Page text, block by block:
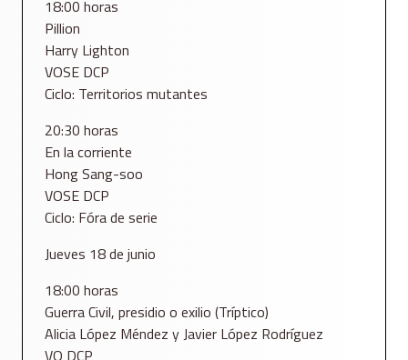
18:00 horas
Pillion
Harry Lighton
VOSE DCP
Ciclo: Territorios mutantes
20:30 horas
En la corriente
Hong Sang-soo
VOSE DCP
Ciclo: Fóra de serie
Jueves 18 de junio
18:00 horas
Guerra Civil, presidio o exilio (Tríptico)
Alicia López Méndez y Javier López Rodríguez
VO DCP